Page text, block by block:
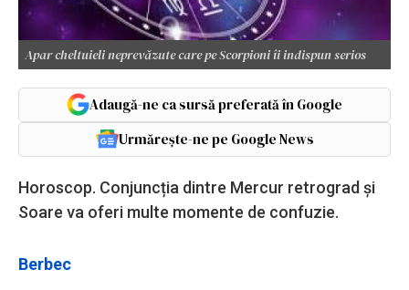
Apar cheltuieli neprevăzute care pe Scorpioni îi indispun serios
Adaugă-ne ca sursă preferată în Google
Urmărește-ne pe Google News
Horoscop. Conjuncția dintre Mercur retrograd și
Soare va oferi multe momente de confuzie.
Berbec